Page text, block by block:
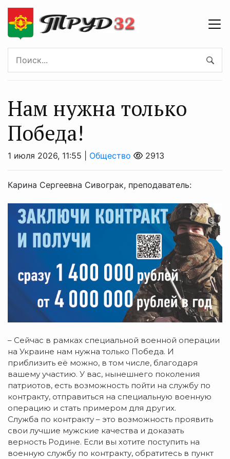
Нам нужна только
Победа!
1 июля 2026, 11:55 | Общество 2913
Карина Сергеевна Сивограк, преподаватель:
– Сейчас в рамках специальной военной операции
на Украине нам нужна только Победа. И
приблизить её можно, в том числе, благодаря
вашему участию. У вас, нынешнего поколения
патриотов, есть возможность пойти на службу по
контракту, отправиться на специальную военную
операцию и стать примером для других.
Служба по контракту – это возможность проявить
свои лучшие мужские качества и доказать
верность Родине. Если вы хотите поступить на
военную службу по контракту, обратитесь в пункт